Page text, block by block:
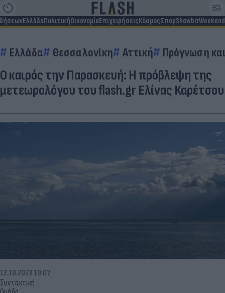
ΕλλάδαΠολιτικήΟικονομίαΕπιχειρήσειςΚόσμοςΣπορShowbizWeekend
Ελλάδα Θεσσαλονίκη Αττική Πρόγνωση
Ο καιρός την Παρασκευή: Η πρόβλεψη της
μετεωρολόγου του flash.gr Ελίνας Καρέτσου
Συντακτική
12.10.2023 19:07